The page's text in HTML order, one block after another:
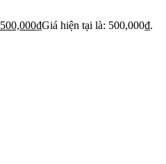
500,000₫Giá hiện tại là: 500,000₫.